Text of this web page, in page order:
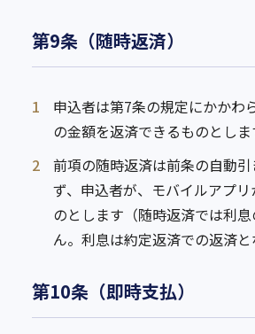
第9条（随時返済）
1
申込者は第7条の規定にかかわ
の金額を返済できるものとしま
2
前項の随時返済は前条の自動
ず、申込者が、モバイルアプ
のとします（随時返済では利
ん。利息は約定返済での返済と
第10条（即時支払）